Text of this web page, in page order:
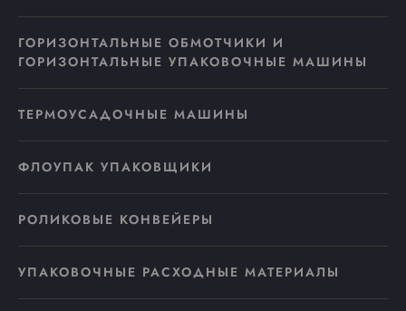
ГОРИЗОНТАЛЬНЫЕ ОБМОТЧИКИ И
ГОРИЗОНТАЛЬНЫЕ УПАКОВОЧНЫЕ МАШИНЫ
ТЕРМОУСАДОЧНЫЕ МАШИНЫ
ФЛОУПАК УПАКОВЩИКИ
РОЛИКОВЫЕ КОНВЕЙЕРЫ
УПАКОВОЧНЫЕ РАСХОДНЫЕ МАТЕРИАЛЫ